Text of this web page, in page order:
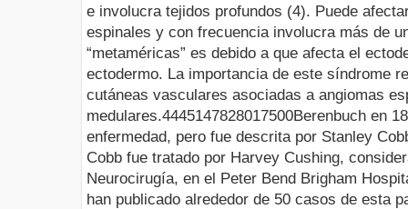
e involucra tejidos profundos (4). Puede
espinales y con frecuencia involucra más de
“metaméricas” es debido a que afecta el
ectodermo. La importancia de este síndrome
cutáneas vasculares asociadas a angiomas
medulares.4445147828017500Berenbuch en
enfermedad, pero fue descrita por Stanley
Cobb fue tratado por Harvey Cushing,
Neurocirugía, en el Peter Bend Brigham
han publicado alrededor de 50 casos de esta